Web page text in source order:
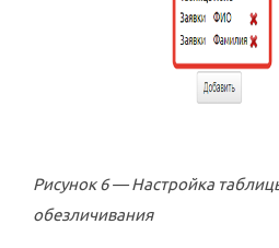
Рисунок 6 — Настройка
обезличивания